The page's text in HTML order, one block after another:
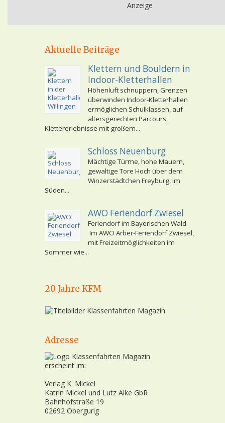
Anzeige
Aktuelle Beiträge
Klettern und Bouldern in
Indoor-Kletterhallen
Höhenluft schnuppern, Grenzen
überwinden Indoor-Kletterhallen
ermöglichen Schulklassen, auf
altersgerechten Parcours,
Klettererlebnisse mit großem...
Schloss Neuenburg
Mächtige Türme, hohe Mauern,
gewaltige Tore Hoch über dem
Winzerstädtchen Freyburg, im
Süden...
AWO Feriendorf Zwiesel
Feriendorf im Bayerischen Wald
Im AWO Arber-Feriendorf Zwiesel,
mit Freizeitmöglichkeiten im
Sommer wie...
20 Jahre KFM
Adresse
erscheint im:
Verlag K. Mickel
Katrin Mickel und Lutz Alke GbR
Bahnhofstraße 19
02692 Obergurig